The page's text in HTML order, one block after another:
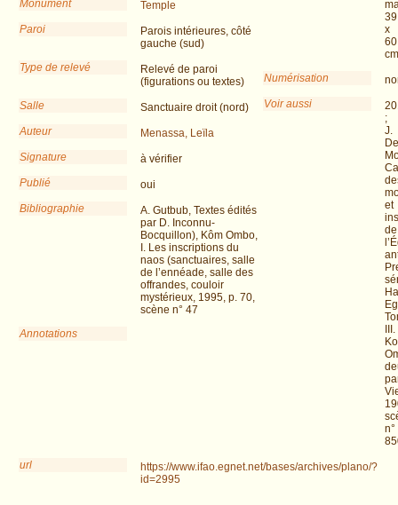
Monument
Temple
Paroi
Parois intérieures, côté
gauche (sud)
Type de relevé
Relevé de paroi
(figurations ou textes)
Salle
Sanctuaire droit (nord)
Auteur
Menassa, Leïla
Signature
à vérifier
Publié
oui
Bibliographie
A. Gutbub, Textes édités
par D. Inconnu-
Bocquillon), Kôm Ombo,
I. Les inscriptions du
naos (sanctuaires, salle
de l’ennéade, salle des
offrandes, couloir
mystérieux, 1995, p. 70,
scène n° 47
Annotations
39
x
60
cm
Numérisation
Voir aussi
;
J.
De
et
de
III.
n°
url
https://www.ifao.egnet.net/bases/archives/plano/?
id=2995